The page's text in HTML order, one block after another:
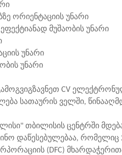
ორიენტაციის უნარი
მუშაობის უნარი
უნარი
უნარი
CV
სათაურის ველში,
თბილისის ცენტრში
დაწესებულებაა, რომელიც
(DFC)